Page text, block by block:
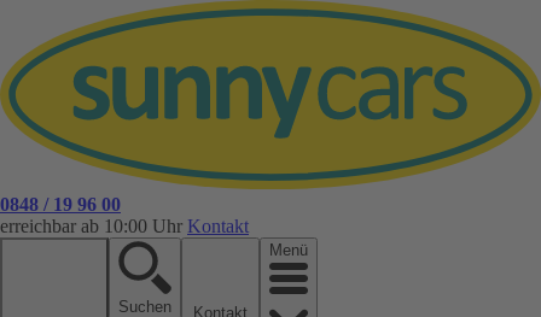
0848 / 19 96 00
erreichbar ab 10:00 Uhr Kontakt
Suchen
Menü